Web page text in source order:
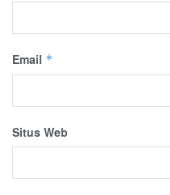
Email *
Situs Web